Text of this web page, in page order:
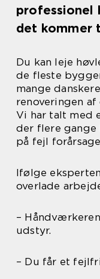
professionel
det kommer
Du kan leje
de fleste
mange
renoveringen
Vi har talt med
der flere gange
på fejl
Ifølge
overlade
–
udstyr.
– Du får et